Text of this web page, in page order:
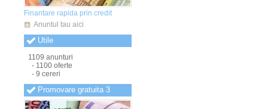
Anunturi Teleorman(1)
Anunturi Timis(1)
Anunturi Tulcea
Anunturi Vaslui
Anunturi Vrancea(1)
Finantare rapida prin credit
Anuntul tau aici
Utile
1109 anunturi
- 1100 oferte
- 9 cereri
Promovare gratuita 3